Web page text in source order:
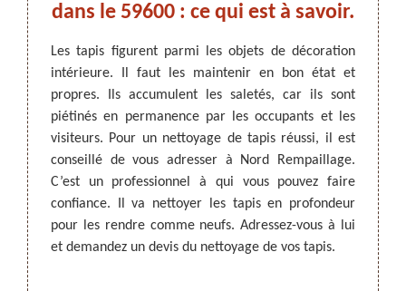
ARTISAN DEZITTER, REMPAILLAGE -
CANNAGE - RECOLLAGE, 59 NORD
à
en
vous
qui
les
en
site
dans le 59600 : ce qui est à savoir.
Les tapis figurent parmi les objets de décoration
intérieure. Il faut les maintenir en bon état et
propres. Ils accumulent les saletés, car ils sont
piétinés en permanence par les occupants et les
visiteurs. Pour un nettoyage de tapis réussi, il est
conseillé de vous adresser à Nord Rempaillage.
C’est un professionnel à qui vous pouvez faire
confiance. Il va nettoyer les tapis en profondeur
pour les rendre comme neufs. Adressez-vous à lui
et demandez un devis du nettoyage de vos tapis.
Pour
votre
des
de
de
qu’il
tarifs